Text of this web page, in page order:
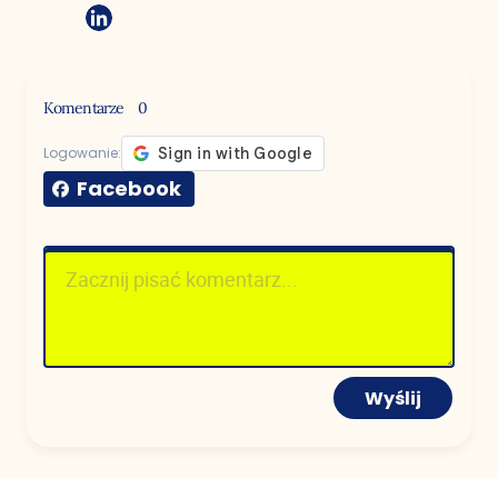
Komentarze 0
Logowanie:
Facebook
Wyślij